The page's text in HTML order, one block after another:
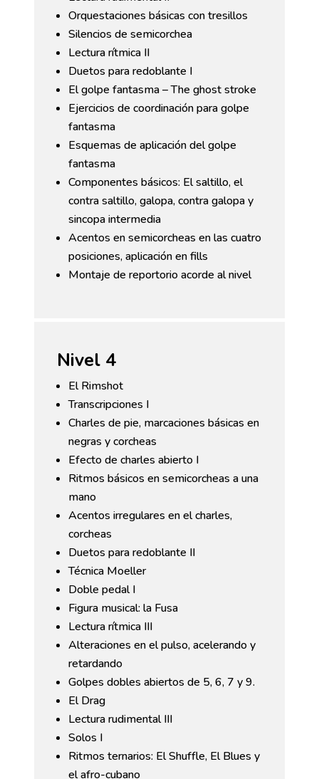
Orquestaciones básicas con tresillos
Silencios de semicorchea
Lectura rítmica II
Duetos para redoblante I
El golpe fantasma – The ghost stroke
Ejercicios de coordinación para golpe
fantasma
Esquemas de aplicación del golpe
fantasma
Componentes básicos: El saltillo, el
contra saltillo, galopa, contra galopa y
sincopa intermedia
Acentos en semicorcheas en las cuatro
posiciones, aplicación en fills
Montaje de reportorio acorde al nivel
Nivel 4
El Rimshot
Transcripciones I
Charles de pie, marcaciones básicas en
negras y corcheas
Efecto de charles abierto I
Ritmos básicos en semicorcheas a una
mano
Acentos irregulares en el charles,
corcheas
Duetos para redoblante II
Técnica Moeller
Doble pedal I
Figura musical: la Fusa
Lectura rítmica III
Alteraciones en el pulso, acelerando y
retardando
Golpes dobles abiertos de 5, 6, 7 y 9.
El Drag
Lectura rudimental III
Solos I
Ritmos ternarios: El Shuffle, El Blues y
el afro-cubano